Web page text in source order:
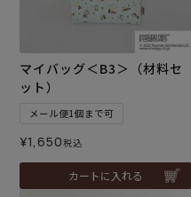
マイバッグ＜B3＞（材料セ
ット）
メール便1個まで可
¥1,650税込
カートに入れる